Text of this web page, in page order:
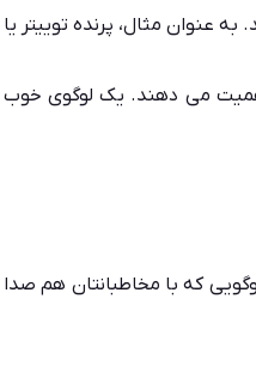
به عنوان مثال، پرنده توییتر یا
می دهند. یک لوگوی خوب
که با مخاطبانتان هم صدا